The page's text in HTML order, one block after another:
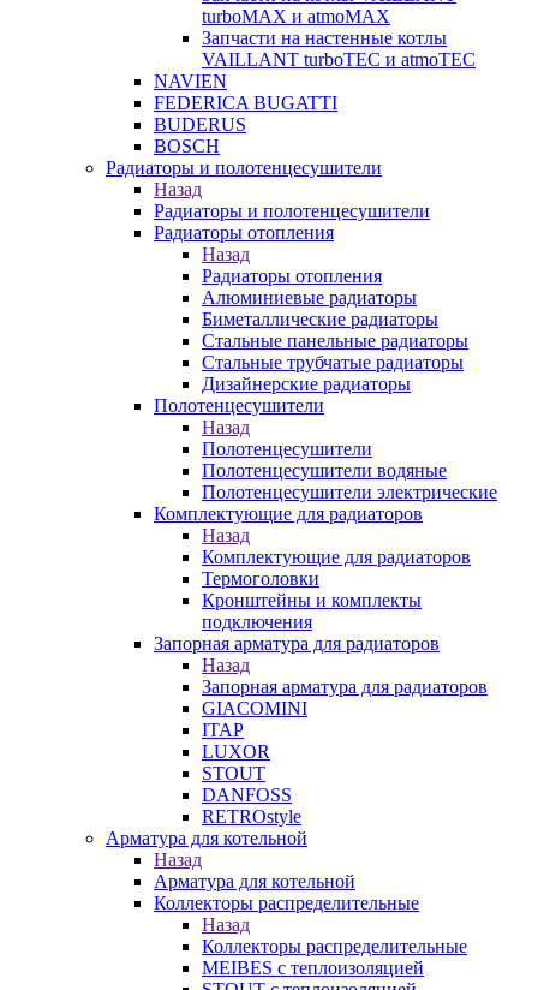
turboMAX и atmoMAX
Запчасти на настенные котлы
VAILLANT turboTEC и atmoTEC
NAVIEN
FEDERICA BUGATTI
BUDERUS
BOSCH
Радиаторы и полотенцесушители
Назад
Радиаторы и полотенцесушители
Радиаторы отопления
Назад
Радиаторы отопления
Алюминиевые радиаторы
Биметаллические радиаторы
Стальные панельные радиаторы
Стальные трубчатые радиаторы
Дизайнерские радиаторы
Полотенцесушители
Назад
Полотенцесушители
Полотенцесушители водяные
Полотенцесушители электрические
Комплектующие для радиаторов
Назад
Комплектующие для радиаторов
Термоголовки
Кронштейны и комплекты
подключения
Запорная арматура для радиаторов
Назад
Запорная арматура для радиаторов
GIACOMINI
ITAP
LUXOR
STOUT
DANFOSS
RETROstyle
Арматура для котельной
Назад
Арматура для котельной
Коллекторы распределительные
Назад
Коллекторы распределительные
MEIBES с теплоизоляцией